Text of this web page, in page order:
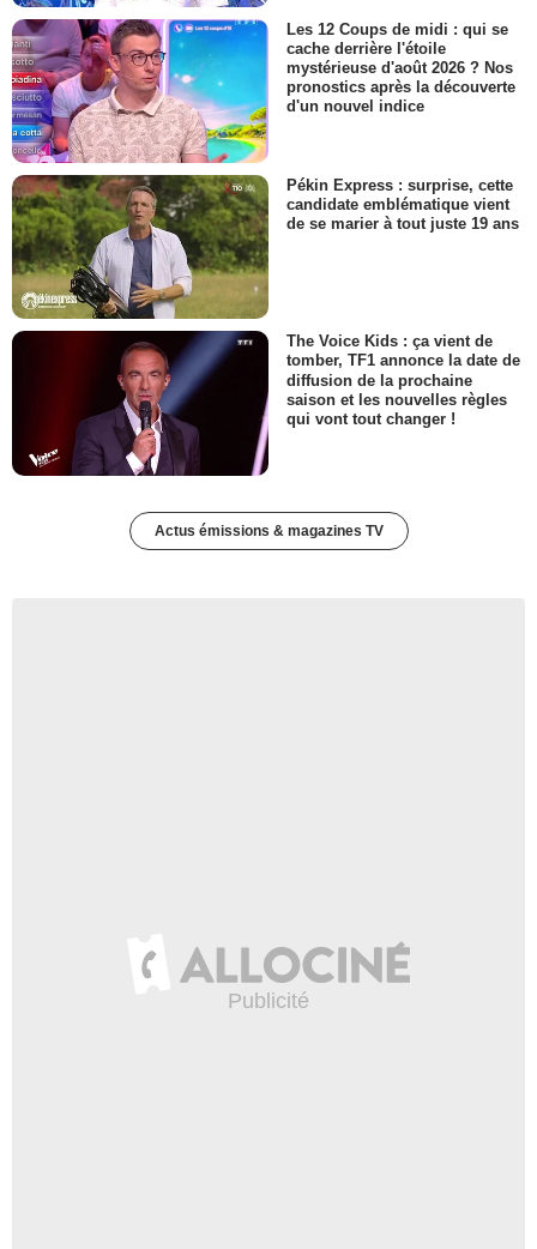
Les 12 Coups de midi : qui se
cache derrière l'étoile
mystérieuse d'août 2026 ? Nos
pronostics après la découverte
d'un nouvel indice
Pékin Express : surprise, cette
candidate emblématique vient
de se marier à tout juste 19 ans
The Voice Kids : ça vient de
tomber, TF1 annonce la date de
diffusion de la prochaine
saison et les nouvelles règles
qui vont tout changer !
Actus émissions & magazines TV